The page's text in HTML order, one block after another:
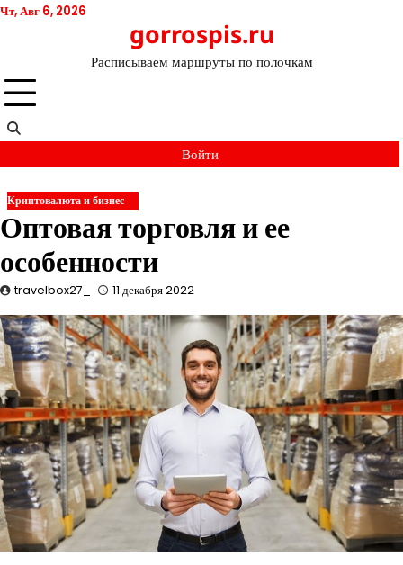
Перейти
Чт, Авг 6, 2026
gorrospis.ru
Расписываем маршруты по полочкам
Войти
Криптовалюта и бизнес
Оптовая торговля и ее
особенности
travelbox27_ 11 декабря 2022